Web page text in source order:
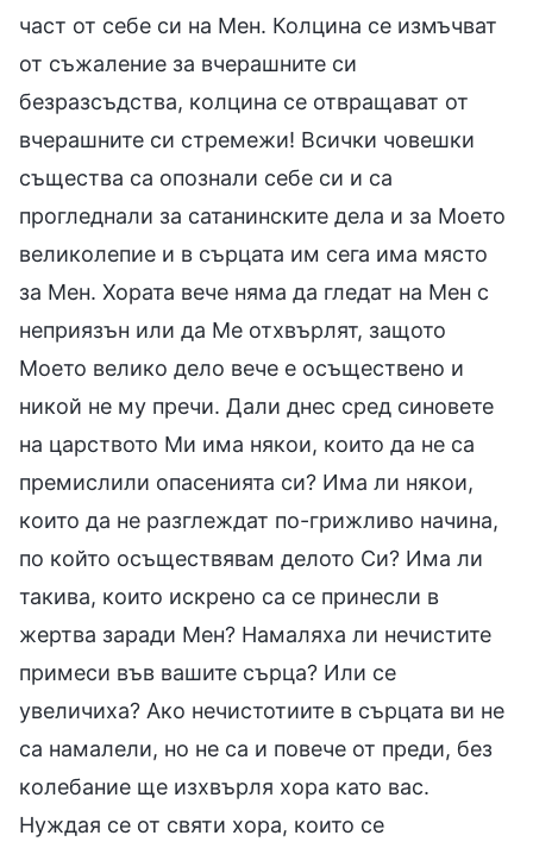
част от себе си на Мен. Колцина се измъчват
от съжаление за вчерашните си
безразсъдства, колцина се отвращават от
вчерашните си стремежи! Всички човешки
същества са опознали себе си и са
прогледнали за сатанинските дела и за Моето
великолепие и в сърцата им сега има място
за Мен. Хората вече няма да гледат на Мен с
неприязън или да Ме отхвърлят, защото
Моето велико дело вече е осъществено и
никой не му пречи. Дали днес сред синовете
на царството Ми има някои, които да не са
премислили опасенията си? Има ли някои,
които да не разглеждат по-грижливо начина,
по който осъществявам делото Си? Има ли
такива, които искрено са се принесли в
жертва заради Мен? Намаляха ли нечистите
примеси във вашите сърца? Или се
увеличиха? Ако нечистотиите в сърцата ви не
са намалели, но не са и повече от преди, без
колебание ще изхвърля хора като вас.
Нуждая се от святи хора, които се